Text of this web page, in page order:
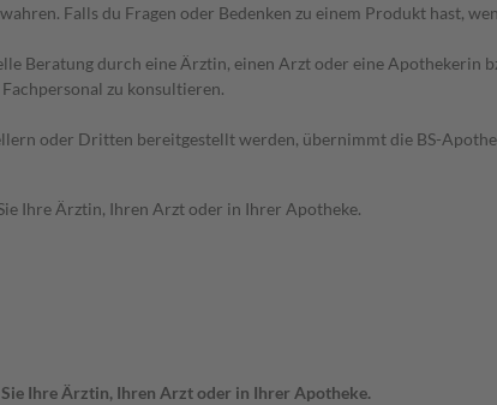
Falls du Fragen oder Bedenken zu einem Produkt hast,
Beratung durch eine Ärztin, einen Arzt oder eine Apothekerin
zu konsultieren.
oder Dritten bereitgestellt werden, übernimmt die BS-
Ihre Ärztin, Ihren Arzt oder in Ihrer Apotheke.
Ihre Ärztin, Ihren Arzt oder in Ihrer Apotheke.